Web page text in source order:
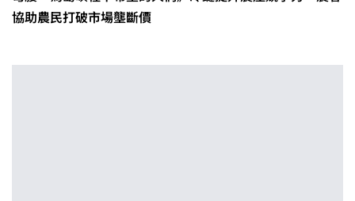
協助農民打破市場壟斷價